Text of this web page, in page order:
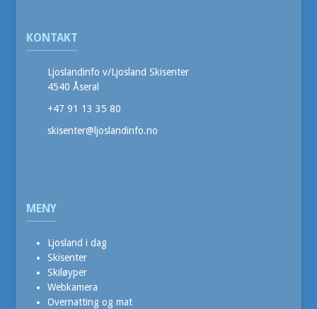
KONTAKT
Ljoslandinfo v/Ljosland Skisenter
4540 Åseral
+47 91 13 35 80
skisenter@ljoslandinfo.no
MENY
Ljosland i dag
Skisenter
Skiløyper
Webkamera
Overnatting og mat